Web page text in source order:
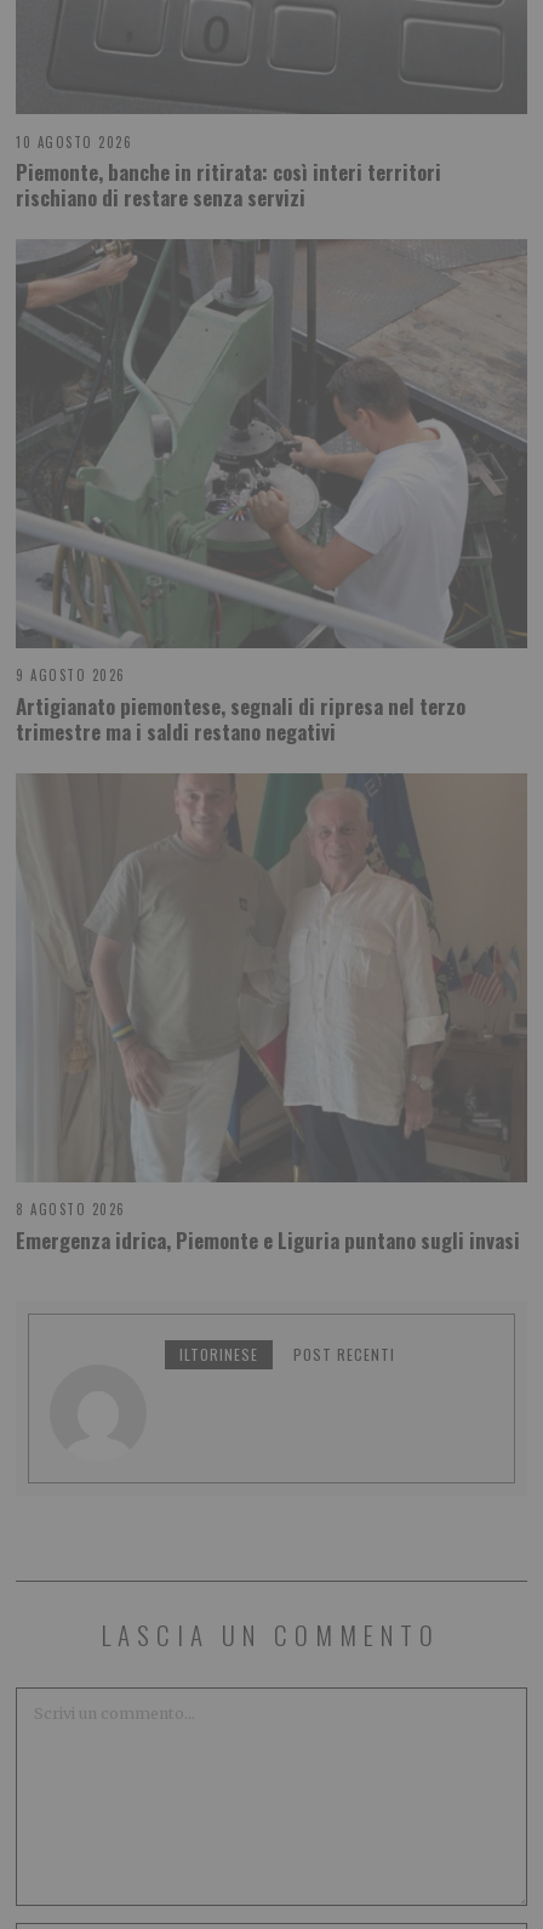
10 AGOSTO 2026
Piemonte, banche in ritirata: così interi territori
rischiano di restare senza servizi
9 AGOSTO 2026
Artigianato piemontese, segnali di ripresa nel terzo
trimestre ma i saldi restano negativi
8 AGOSTO 2026
Emergenza idrica, Piemonte e Liguria puntano sugli invasi
ILTORINESE POST RECENTI
LASCIA UN COMMENTO